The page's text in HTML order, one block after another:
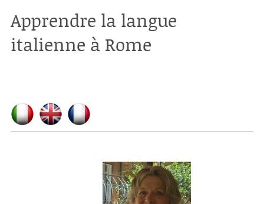
Apprendre la langue
italienne à Rome